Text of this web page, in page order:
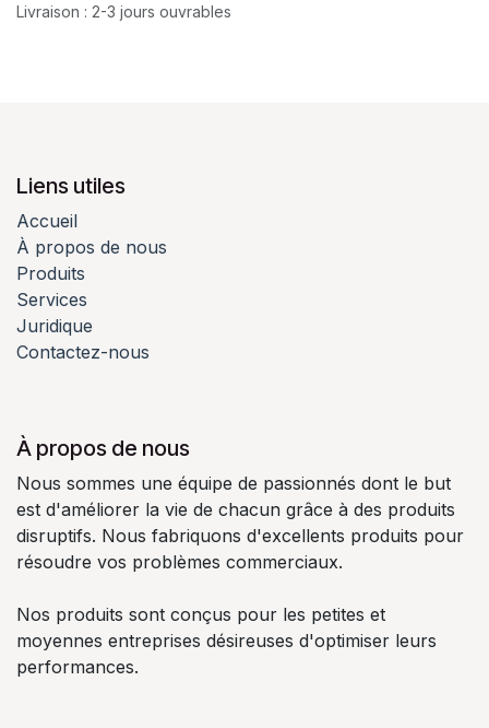
Livraison : 2-3 jours ouvrables
Liens utiles
Accueil
À propos de nous
Produits
Services
Juridique
Contactez-nous
À propos de nous
Nous sommes une équipe de passionnés dont le but
est d'améliorer la vie de chacun grâce à des produits
disruptifs. Nous fabriquons d'excellents produits pour
résoudre vos problèmes commerciaux.
Nos produits sont conçus pour les petites et
moyennes entreprises désireuses d'optimiser leurs
performances.